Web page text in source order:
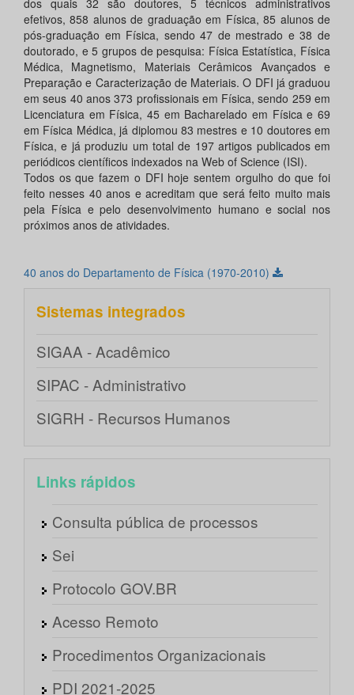
dos quais 32 são doutores, 5 técnicos administrativos
efetivos, 858 alunos de graduação em Física, 85 alunos de
pós-graduação em Física, sendo 47 de mestrado e 38 de
doutorado, e 5 grupos de pesquisa: Física Estatística, Física
Médica, Magnetismo, Materiais Cerâmicos Avançados e
Preparação e Caracterização de Materiais. O DFI já graduou
em seus 40 anos 373 profissionais em Física, sendo 259 em
Licenciatura em Física, 45 em Bacharelado em Física e 69
em Física Médica, já diplomou 83 mestres e 10 doutores em
Física, e já produziu um total de 197 artigos publicados em
periódicos científicos indexados na Web of Science (ISI).
Todos os que fazem o DFI hoje sentem orgulho do que foi
feito nesses 40 anos e acreditam que será feito muito mais
pela Física e pelo desenvolvimento humano e social nos
próximos anos de atividades.
40 anos do Departamento de Física (1970-2010)
Sistemas integrados
SIGAA - Acadêmico
SIPAC - Administrativo
SIGRH - Recursos Humanos
Links rápidos
Consulta pública de processos
Sei
Protocolo GOV.BR
Acesso Remoto
Procedimentos Organizacionais
PDI 2021-2025